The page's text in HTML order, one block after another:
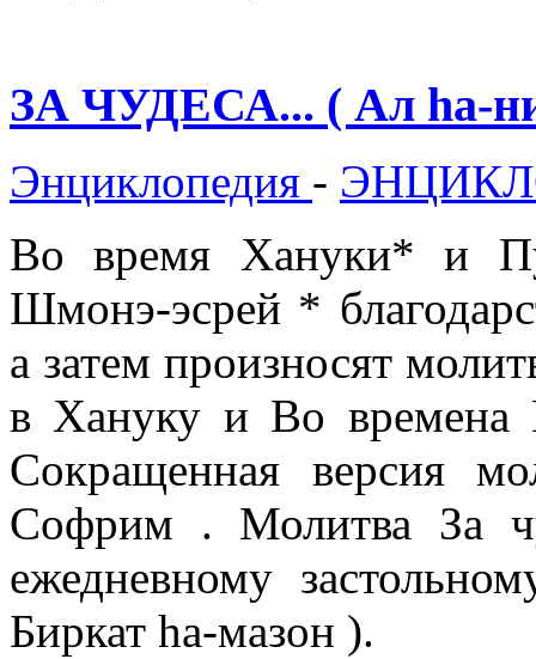
ЗА ЧУДЕСА... ( Ал hа-
Энциклопедия -
Во время Хануки* и
Шмонэ-эсрей *
а затем произносят
в Хануку и Во
Сокращенная версия
Софрим . Молитва За
ежедневному
Биркат hа-мазон ).